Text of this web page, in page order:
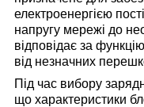
електроенергією
напругу мережі до
відповідає за
від незначних
Під час вибору
що характеристики